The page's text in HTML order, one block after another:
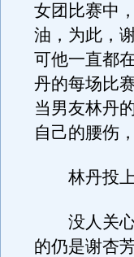
女团比赛中
油，为此，
可他一直都
丹的每场比
当男友林丹
自己的腰伤
林丹投上
没人关心
的仍是谢杏